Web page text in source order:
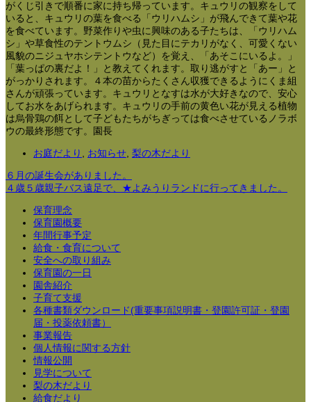
がくじ引きで順番に家に持ち帰っています。キュウリの観察をして
いると、キュウリの葉を食べる「ウリハムシ」が飛んできて葉や花
を食べています。野菜作りや虫に興味のある子たちは、「ウリハム
シ」や草食性のテントウムシ（見た目にテカリがなく、可愛くない
風貌のニジュヤホシテントウなど）を覚え、「あそこにいるよ。」
「葉っぱの裏だよ！」と教えてくれます。取り逃がすと「あー」と
がっかりされます。４本の苗からたくさん収獲できるようにくま組
さんが頑張っています。キュウリとなすは水が大好きなので、安心
してお水をあげられます。キュウリの手前の黄色い花が見える植物
は烏骨鶏の餌として子どもたちがちぎっては食べさせているノラボ
ウの最終形態です。園長
お庭だより
お知らせ 梨の木だより
６月の誕生会がありました。
４歳５歳親子バス遠足で、★よみうりランドに行ってきました。
保育理念
保育園概要
年間行事予定
給食・食育について
安全への取り組み
保育園の一日
園舎紹介
子育て支援
各種書類ダウンロード(重要事項説明書・登園許可証・登園
届・投薬依頼書）
事業報告
個人情報に関する方針
情報公開
見学について
梨の木だより
給食だより